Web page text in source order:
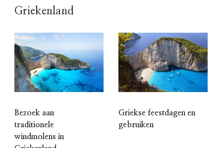
Griekenland
Bezoek aan
traditionele
windmolens in
Griekse feestdagen en
gebruiken